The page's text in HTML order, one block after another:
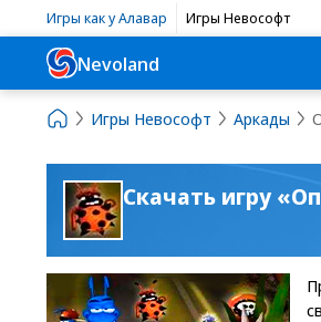
Игры как у Алавар Игры Невософт
Nevoland
Игры Невософт Аркады
Скачать игру